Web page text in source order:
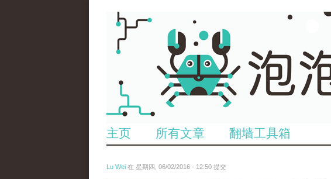
主页 所有文章 翻墙工具箱
Lu Wei 在 星期四, 06/02/2016 - 12:50 提交